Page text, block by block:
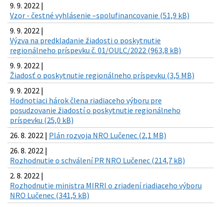
9. 9. 2022 |
Vzor - čestné vyhlásenie –spolufinancovanie (51,9 kB)
9. 9. 2022 |
Výzva na predkladanie žiadosti o poskytnutie
regionálneho príspevku č. 01/OULC/2022 (963,8 kB)
9. 9. 2022 |
Žiadosť o poskytnutie regionálneho príspevku (3,5 MB)
9. 9. 2022 |
Hodnotiaci hárok člena riadiaceho výboru pre
posudzovanie žiadostí o poskytnutie regionálneho
príspevku (25,0 kB)
26. 8. 2022 | Plán rozvoja NRO Lučenec (2,1 MB)
26. 8. 2022 |
Rozhodnutie o schválení PR NRO Lučenec (214,7 kB)
2. 8. 2022 |
Rozhodnutie ministra MIRRI o zriadení riadiaceho výboru
NRO Lučenec (341,5 kB)